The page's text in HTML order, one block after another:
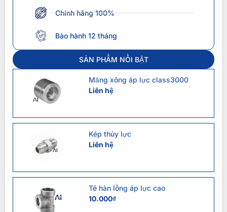
Chính hãng 100%
Bảo hành 12 tháng
SẢN PHẨM NỔI BẬT
Măng xông áp lực class3000
Liên hệ
Kép thủy lực
Liên hệ
Tê hàn lồng áp lực cao
10.000₫